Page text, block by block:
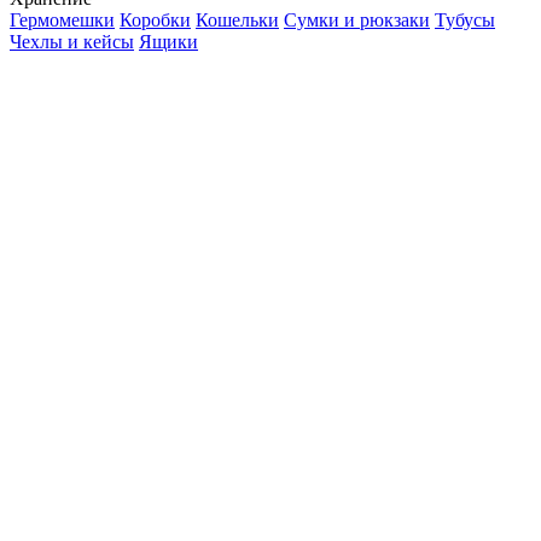
Гермомешки Коробки Кошельки Сумки и рюкзаки Тубусы
Чехлы и кейсы Ящики